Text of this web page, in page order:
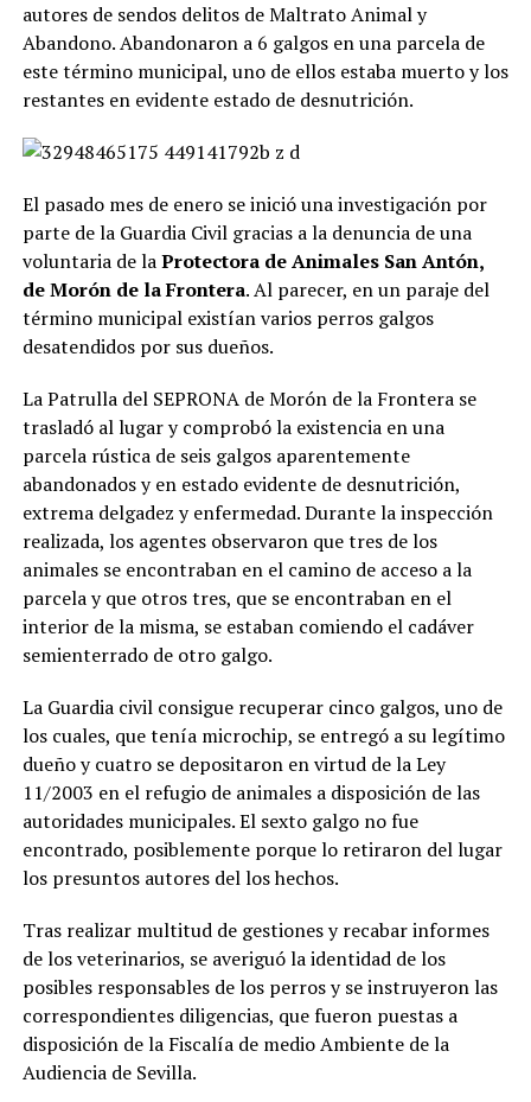
autores de sendos delitos de Maltrato Animal y
Abandono. Abandonaron a 6 galgos en una parcela de
este término municipal, uno de ellos estaba muerto y los
restantes en evidente estado de desnutrición.
El pasado mes de enero se inició una investigación por
parte de la Guardia Civil gracias a la denuncia de una
voluntaria de laProtectora de Animales San Antón,
de Morón de la Frontera. Al parecer, en un paraje del
término municipal existían varios perros galgos
desatendidos por sus dueños.
La Patrulla del SEPRONA de Morón de la Frontera se
trasladó al lugar y comprobó la existencia en una
parcela rústica de seis galgos aparentemente
abandonados y en estado evidente de desnutrición,
extrema delgadez y enfermedad. Durante la inspección
realizada, los agentes observaron que tres de los
animales se encontraban en el camino de acceso a la
parcela y que otros tres, que se encontraban en el
interior de la misma, se estaban comiendo el cadáver
semienterrado de otro galgo.
La Guardia civil consigue recuperar cinco galgos, uno de
los cuales, que tenía microchip, se entregó a su legítimo
dueño y cuatro se depositaron en virtud de la Ley
11/2003 en el refugio de animales a disposición de las
autoridades municipales. El sexto galgo no fue
encontrado, posiblemente porque lo retiraron del lugar
los presuntos autores del los hechos.
Tras realizar multitud de gestiones y recabar informes
de los veterinarios, se averiguó la identidad de los
posibles responsables de los perros y se instruyeron las
correspondientes diligencias, que fueron puestas a
disposición de la Fiscalía de medio Ambiente de la
Audiencia de Sevilla.